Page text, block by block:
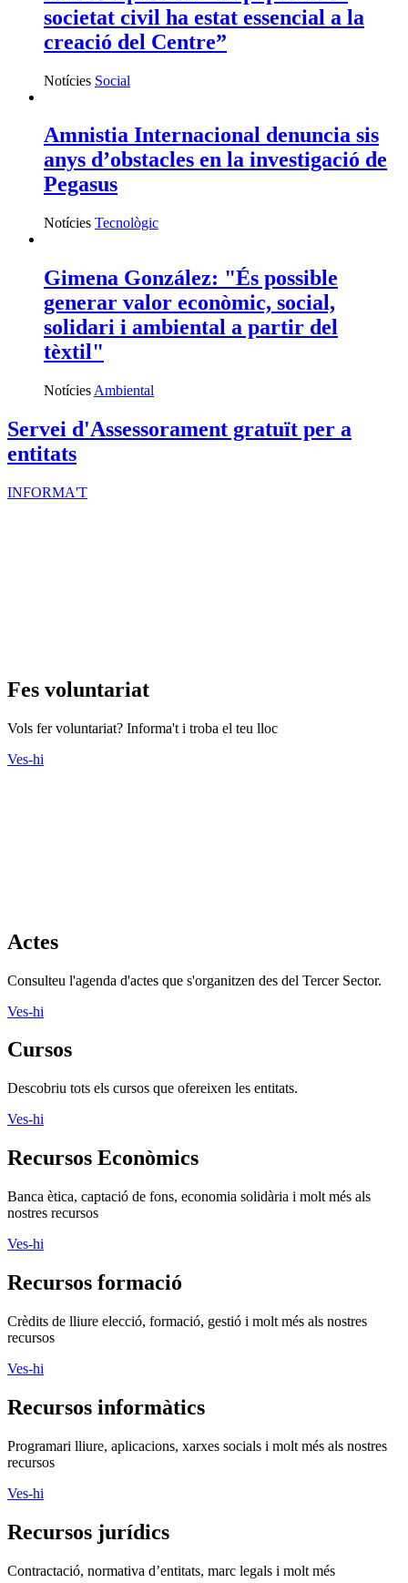
societat civil ha estat essencial a la
creació del Centre”
Notícies Social
Amnistia Internacional denuncia sis
anys d’obstacles en la investigació de
Pegasus
Notícies Tecnològic
Gimena González: "És possible
generar valor econòmic, social,
solidari i ambiental a partir del
tèxtil"
Notícies Ambiental
Servei d'Assessorament gratuït per a
entitats
INFORMA'T
Fes voluntariat
Vols fer voluntariat? Informa't i troba el teu lloc
Ves-hi
Actes
Consulteu l'agenda d'actes que s'organitzen des del Tercer Sector.
Ves-hi
Cursos
Descobriu tots els cursos que ofereixen les entitats.
Ves-hi
Recursos Econòmics
Banca ètica, captació de fons, economia solidària i molt més als
nostres recursos
Ves-hi
Recursos formació
Crèdits de lliure elecció, formació, gestió i molt més als nostres
recursos
Ves-hi
Recursos informàtics
Programari lliure, aplicacions, xarxes socials i molt més als nostres
recursos
Ves-hi
Recursos jurídics
Contractació, normativa d’entitats, marc legals i molt més